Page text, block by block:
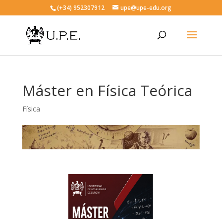
(+34) 952307912 upe@upe-edu.org
Máster en Física Teórica
Física